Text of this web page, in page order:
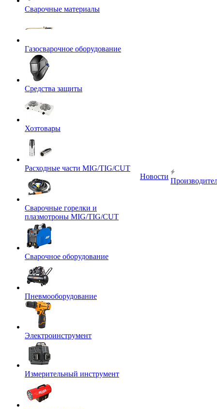
Сварочные материалы
Газосварочное оборудование
Средства защиты
Хозтовары
Расходные части MIG/TIG/CUT
Сварочные горелки и
плазмотроны MIG/TIG/CUT
Сварочное оборудование
Пневмооборудование
Электроинструмент
Измерительный инструмент
Новости